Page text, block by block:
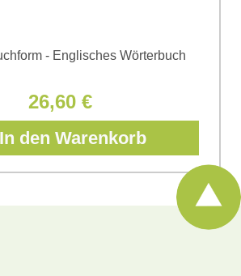
- Englisches Wörterbuch
26,60 €
den Warenkorb